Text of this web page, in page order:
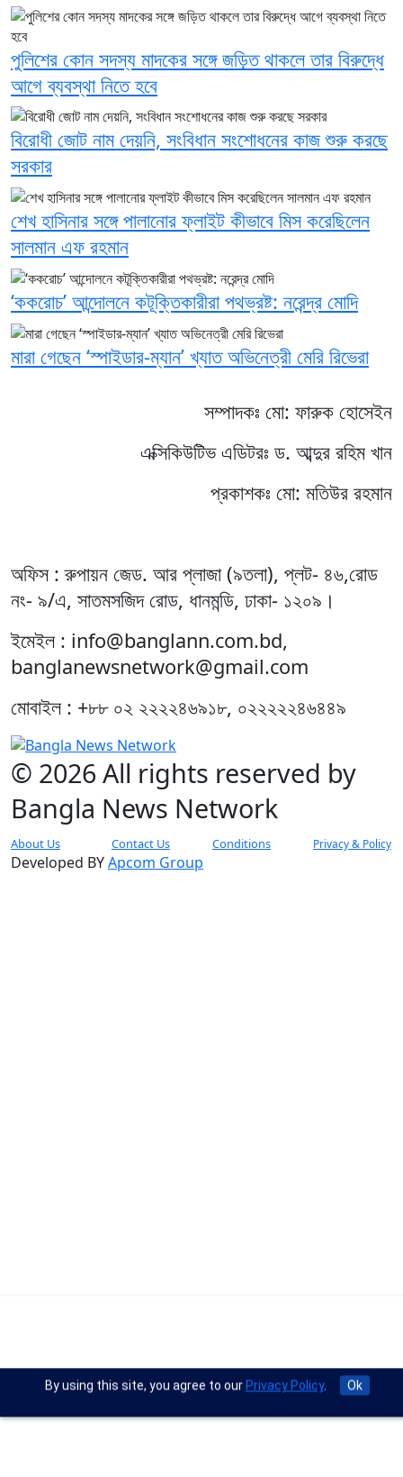
পুলিশের কোন সদস্য মাদকের সঙ্গে জড়িত থাকলে তার বিরুদ্ধে
আগে ব্যবস্থা নিতে হবে
বিরোধী জোট নাম দেয়নি, সংবিধান সংশোধনের কাজ শুরু করছে
সরকার
শেখ হাসিনার সঙ্গে পালানোর ফ্লাইট কীভাবে মিস করেছিলেন
সালমান এফ রহমান
‘ককরোচ’ আন্দোলনে কটূক্তিকারীরা পথভ্রষ্ট: নরেন্দ্র মোদি
মারা গেছেন ‘স্পাইডার-ম্যান’ খ্যাত অভিনেত্রী মেরি রিভেরা
সম্পাদকঃ মো: ফারুক হোসেইন
এক্সিকিউটিভ এডিটরঃ ড. আব্দুর রহিম খান
প্রকাশকঃ মো: মতিউর রহমান
অফিস : রুপায়ন জেড. আর প্লাজা (৯তলা), প্লট- ৪৬,রোড
নং- ৯/এ, সাতমসজিদ রোড, ধানমন্ডি, ঢাকা- ১২০৯।
ইমেইল : info@banglann.com.bd,
banglanewsnetwork@gmail.com
মোবাইল : +৮৮ ০২ ২২২২৪৬৯১৮, ০২২২২২৪৬৪৪৯
© 2026 All rights reserved by
Bangla News Network
About Us Contact Us Conditions Privacy & Policy
Developed BYApcom Group
By using this site, you agree to our Privacy Policy. Ok